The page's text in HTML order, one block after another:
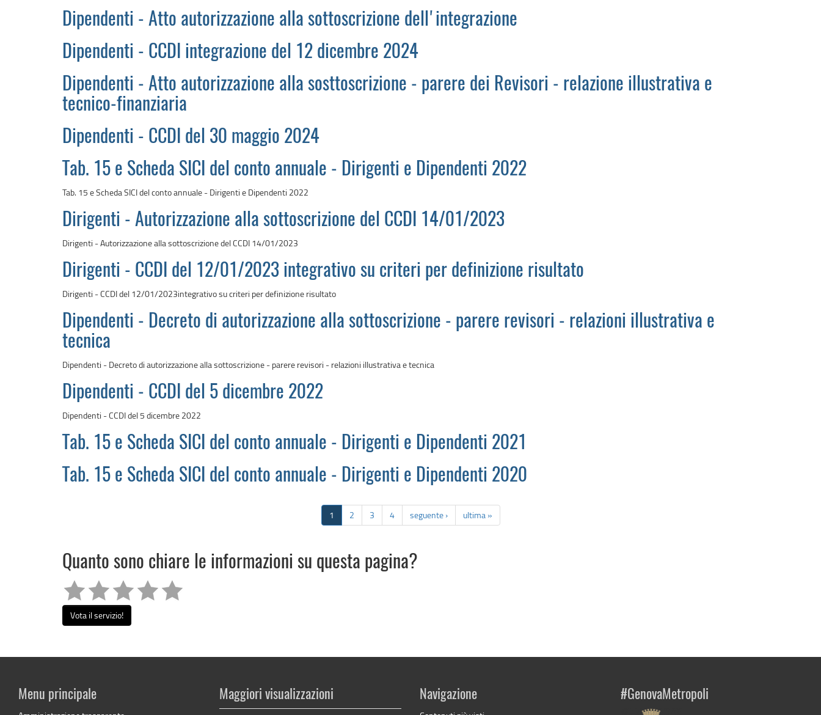
Dipendenti - Atto autorizzazione alla sottoscrizione dell'integrazione
Dipendenti - CCDI integrazione del 12 dicembre 2024
Dipendenti - Atto autorizzazione alla sosttoscrizione - parere dei Revisori - relazione illustrativa e
tecnico-finanziaria
Dipendenti - CCDI del 30 maggio 2024
Tab. 15 e Scheda SICI del conto annuale - Dirigenti e Dipendenti 2022
Tab. 15 e Scheda SICI del conto annuale - Dirigenti e Dipendenti 2022
Dirigenti - Autorizzazione alla sottoscrizione del CCDI 14/01/2023
Dirigenti - Autorizzazione alla sottoscrizione del CCDI 14/01/2023
Dirigenti - CCDI del 12/01/2023 integrativo su criteri per definizione risultato
Dirigenti - CCDI del 12/01/2023integrativo su criteri per definizione risultato
Dipendenti - Decreto di autorizzazione alla sottoscrizione - parere revisori - relazioni illustrativa e
tecnica
Dipendenti - Decreto di autorizzazione alla sottoscrizione - parere revisori - relazioni illustrativa e tecnica
Dipendenti - CCDI del 5 dicembre 2022
Dipendenti - CCDI del 5 dicembre 2022
Tab. 15 e Scheda SICI del conto annuale - Dirigenti e Dipendenti 2021
Tab. 15 e Scheda SICI del conto annuale - Dirigenti e Dipendenti 2020
1 2 3 4 seguente › ultima »
Quanto sono chiare le informazioni su questa pagina?
Vota il servizio!
Menu principale Maggiori visualizzazioni Navigazione #GenovaMetropoli